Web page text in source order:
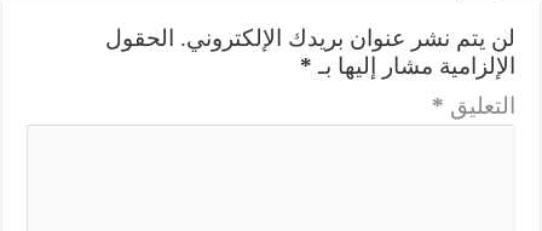
لن يتم نشر عنوان بريدك الإلكتروني.
الحقول
الإلزامية مشار إليها بـ *
التعليق *